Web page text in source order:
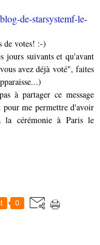
de-starsystemf-le-
de votes! :-)
jours suivants et qu'avant
avez déjà voté", faites
à partager ce message
me permettre d'avoir
cérémonie à Paris le
0